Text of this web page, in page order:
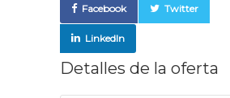
Facebook Twitter
LinkedIn
Detalles de la oferta